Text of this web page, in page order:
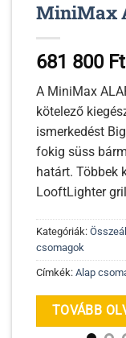
MiniMax
681 800 Ft
A MiniMax A
kötelező
ismerkedést
fokig süss
határt. Többek
LooftLighter
Kategóriák:
csomagok
Címkék: Alap
TOVÁBB